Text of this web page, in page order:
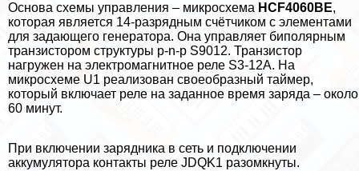
Основа схемы управления – микросхема HCF4060BE,
которая является 14-разрядным счётчиком с элементами
для задающего генератора. Она управляет биполярным
транзистором структуры p-n-p S9012. Транзистор
нагружен на электромагнитное реле S3-12A. На
микросхеме U1 реализован своеобразный таймер,
который включает реле на заданное время заряда – около
60 минут.
При включении зарядника в сеть и подключении
аккумулятора контакты реле JDQK1 разомкнуты.